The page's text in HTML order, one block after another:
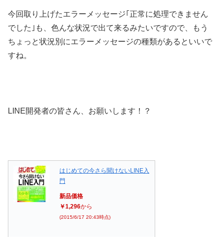
今回取り上げたエラーメッセージ｢正常に処理できません
でした｣も、色んな状況で出て来るみたいですので、もう
ちょっと状況別にエラーメッセージの種類があるといいで
すね。
LINE開発者の皆さん、お願いします！？
はじめての今さら聞けないLINE入
門
新品価格
￥1,296から
(2015/6/17 20:43時点)